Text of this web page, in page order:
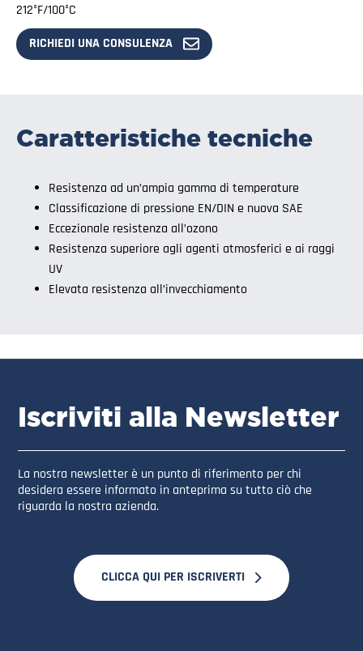
212°F/100°C
RICHIEDI UNA CONSULENZA
Caratteristiche tecniche
Resistenza ad un’ampia gamma di temperature
Classificazione di pressione EN/DIN e nuova SAE
Eccezionale resistenza all’ozono
Resistenza superiore agli agenti atmosferici e ai raggi
UV
Elevata resistenza all’invecchiamento
Iscriviti alla Newsletter
La nostra newsletter è un punto di riferimento per chi
desidera essere informato in anteprima su tutto ciò che
riguarda la nostra azienda.
CLICCA QUI PER ISCRIVERTI